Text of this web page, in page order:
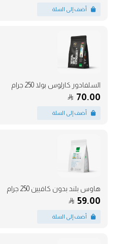
السلفادور كارلوس بولا 250 جرام
70.00
هاوس بلند بدون كافيين 250 جرام
59.00